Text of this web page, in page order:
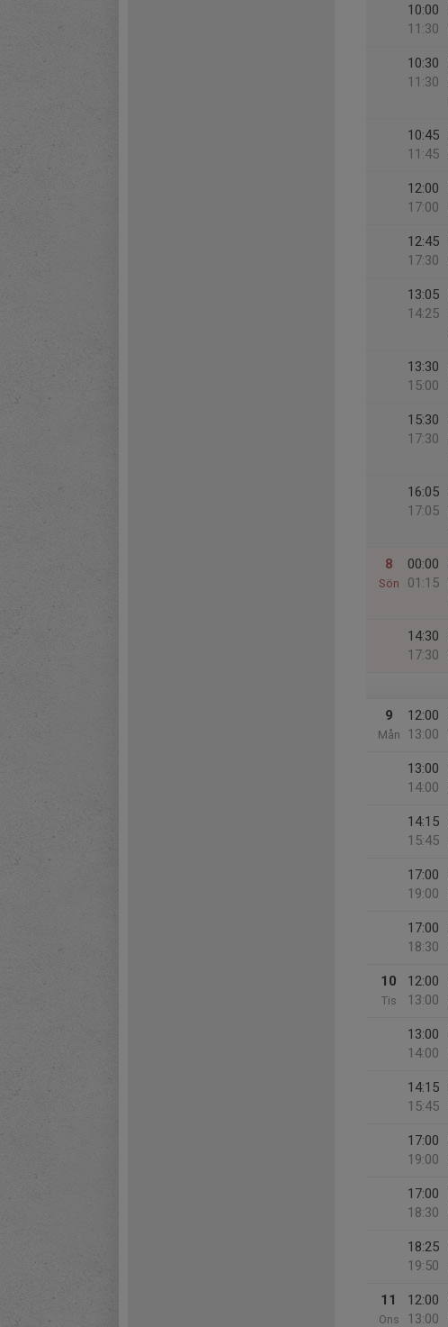
10:00
11:30
10:30
11:30
10:45
11:45
12:00
17:00
12:45
17:30
13:05
14:25
13:30
15:00
15:30
17:30
16:05
17:05
8
Sön
00:00
01:15
14:30
17:30
9
Mån
12:00
13:00
13:00
14:00
14:15
15:45
17:00
19:00
17:00
18:30
10
Tis
12:00
13:00
13:00
14:00
14:15
15:45
17:00
19:00
17:00
18:30
18:25
19:50
11
Ons
12:00
13:00